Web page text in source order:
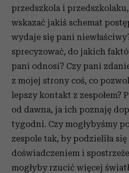
przedszkola i
wskazać jakiś schemat
wydaje się pani
sprecyzować, do jakich
pani odnosi? Czy pani
z mojej strony coś, co
lepszy kontakt z zespołem?
od dawna, ja ich poznaję
tygodni. Czy mogłybyśmy
zespole tak, by podzieliła
doświadczeniem i
mogłyby rzucić więcej